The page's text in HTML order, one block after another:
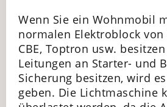
Wenn Sie ein Wohnmobil
normalen Elektroblock von
CBE, Toptron usw.
Leitungen an Starter- und
Sicherung besitzen, wird
geben. Die Lichtmaschine